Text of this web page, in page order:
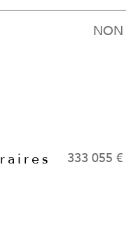
NON
333 055 €